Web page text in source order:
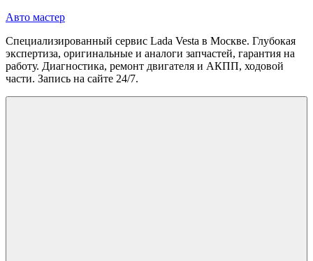
Перейти
содержимому
Авто мастер
Специализированный сервис Lada Vesta в Москве. Глубокая
экспертиза, оригинальные и аналоги запчастей, гарантия на
работу. Диагностика, ремонт двигателя и АКПП, ходовой
части. Запись на сайте 24/7.